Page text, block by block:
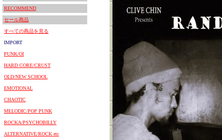
RECOMMEND
セール商品
すべての商品を見る
IMPORT
PUNK/OI
HARD CORE/CRUST
OLD/NEW SCHOOL
EMOTIONAL
CHAOTIC
MELODIC/POP PUNK
ROCKA/PSYCHOBILLY
ALTERNATIVE/ROCK etc